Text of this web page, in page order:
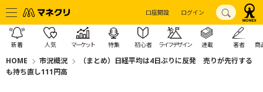
口座開設 ログイン
新着 人気 マーケット 特集 初心者 ライフデザイン 連載 著者 商
HOME 市況概況
（まとめ）日経平均は4日ぶりに反発 売りが先行する
も持ち直し111円高